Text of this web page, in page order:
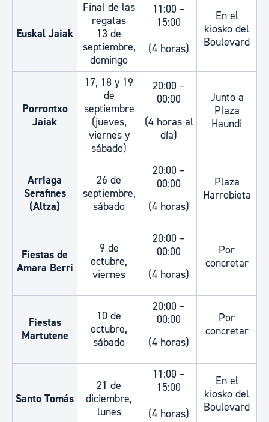
Euskal Jaiak
Final de las
regatas
13 de
septiembre,
domingo
11:00 –
15:00
(4 horas)
En el
kiosko del
Boulevard
Porrontxo
Jaiak
17, 18 y 19
de
septiembre
(jueves,
viernes y
sábado)
20:00 –
00:00
(4 horas al
día)
Junto a
Plaza
Haundi
Arriaga
Serafines
(Altza)
26 de
septiembre,
sábado
20:00 –
00:00
(4 horas)
Plaza
Harrobieta
Fiestas de
Amara Berri
9 de
octubre,
viernes
20:00 –
00:00
(4 horas)
Por
concretar
Fiestas
Martutene
10 de
octubre,
sábado
20:00 –
00:00
(4 horas)
Por
concretar
Santo Tomás
21 de
diciembre,
lunes
11:00 –
15:00
(4 horas)
En el
kiosko del
Boulevard